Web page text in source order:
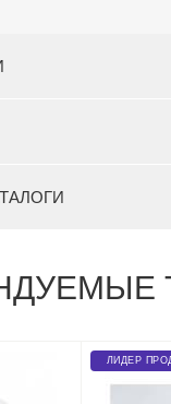
ЛИДЕР